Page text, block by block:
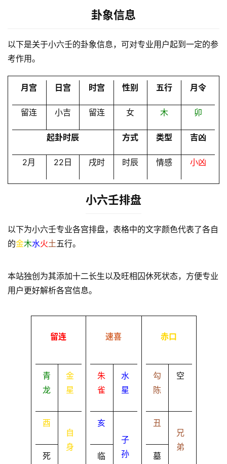
员
卦象信息
以下是关于小六壬的卦象信息，可对专业用户起到一定的参
考作用。
月宫 日宫 时宫 性别 五行 月令
留连 小吉 留连 女 木 卯
起卦时辰 方式 类型 吉凶
2月 22日 戌时 时辰 情感 小凶
小六壬排盘
以下为小六壬专业各宫排盘，表格中的文字颜色代表了各自
的金木水火土五行。
本站独创为其添加十二长生以及旺相囚休死状态，方便专业
用户更好解析各宫信息。
留连
青
龙
金
星
酉
死
自
身
速喜
朱
雀
水
星
亥
临
子
孙
赤口
勾
陈
空
丑
墓
兄
弟